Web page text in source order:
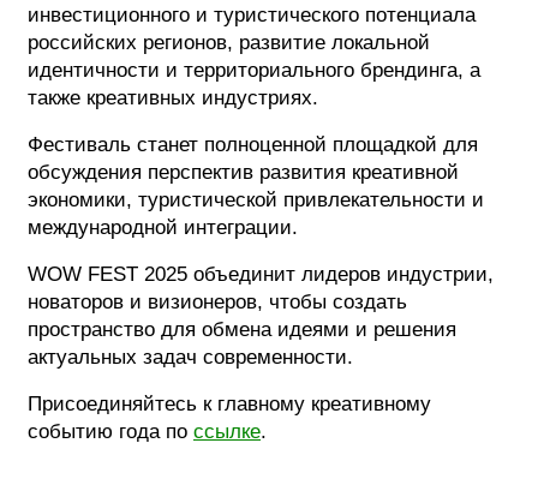
инвестиционного и туристического потенциала
российских регионов, развитие локальной
идентичности и территориального брендинга, а
также креативных индустриях.
Фестиваль станет полноценной площадкой для
обсуждения перспектив развития креативной
экономики, туристической привлекательности и
международной интеграции.
WOW FEST 2025 объединит лидеров индустрии,
новаторов и визионеров, чтобы создать
пространство для обмена идеями и решения
актуальных задач современности.
Присоединяйтесь к главному креативному
событию года по ссылке.